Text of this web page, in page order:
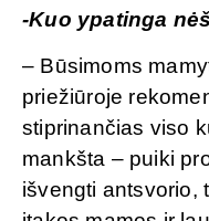
-Kuo ypatinga
– Būsimoms
priežiūroje
stiprinančias viso
mankšta – puiki
išvengti antsvorio,